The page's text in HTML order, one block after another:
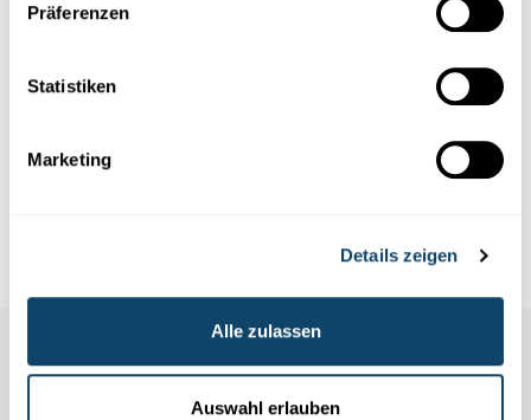
Präferenzen
Statistiken
Marketing
Details zeigen
Alle zulassen
Auswahl erlauben
Die Prognose eines Professors der Luxembourg School of
Auch in dieser Rubrik